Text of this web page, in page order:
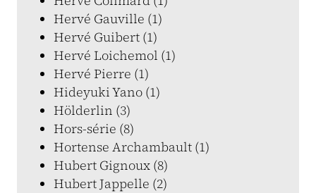
Hervé Gauville (1)
Hervé Guibert (1)
Hervé Loichemol (1)
Hervé Pierre (1)
Hideyuki Yano (1)
Hölderlin (3)
Hors-série (8)
Hortense Archambault (1)
Hubert Gignoux (8)
Hubert Jappelle (2)